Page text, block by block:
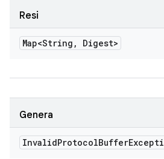
Resi
Map<String , Digest>
Genera
InvalidProtocolBuffer